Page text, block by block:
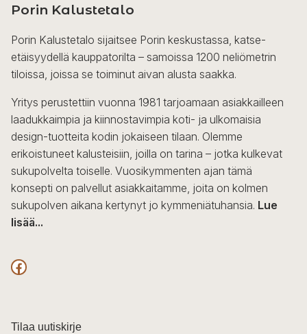
Porin Kalustetalo
Porin Kalustetalo sijaitsee Porin keskustassa, katse-
etäisyydellä kauppatorilta – samoissa 1200 neliömetrin
tiloissa, joissa se toiminut aivan alusta saakka.
Yritys perustettiin vuonna 1981 tarjoamaan asiakkailleen
laadukkaimpia ja kiinnostavimpia koti- ja ulkomaisia
design-tuotteita kodin jokaiseen tilaan. Olemme
erikoistuneet kalusteisiin, joilla on tarina – jotka kulkevat
sukupolvelta toiselle. Vuosikymmenten ajan tämä
konsepti on palvellut asiakkaitamme, joita on kolmen
sukupolven aikana kertynyt jo kymmeniätuhansia. Lue
lisää...
F
c
Tilaa uutiskirje